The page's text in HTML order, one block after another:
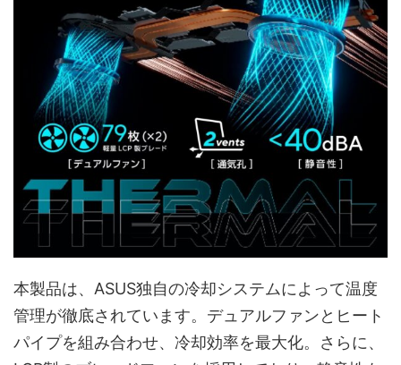
本製品は、ASUS独自の冷却システムによって温度
管理が徹底されています。デュアルファンとヒート
パイプを組み合わせ、冷却効率を最大化。さらに、